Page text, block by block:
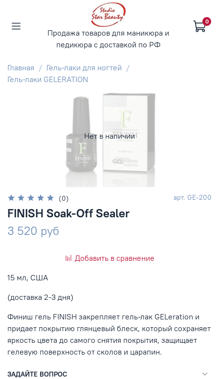
Продажа товаров для маникюра и
педикюра с доставкой по РФ
0
Главная
Гель-лаки для ногтей
Гель-лаки GELERATION
Нет в наличии
(0) арт. GE-200
FINISH Soak-Off Sealer
3 520 руб
Добавить в сравнение
ЗАДАЙТЕ ВОПРОС
15 мл, США
(доставка 2-3 дня)
Финиш гель FINISH закрепляет гель-лак GELeration и
придает покрытию глянцевый блеск, который сохраняет
яркость цвета до самого снятия покрытия, защищает
гелевую поверхность от сколов и царапин.